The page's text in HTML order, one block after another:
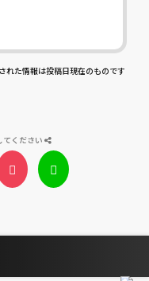
れた情報は投稿日現在のものです
てください